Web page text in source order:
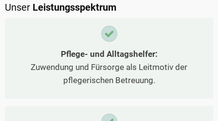
Unser Leistungsspektrum
Pflege- und Alltagshelfer:
Zuwendung und Fürsorge als Leitmotiv der
pflegerischen Betreuung.